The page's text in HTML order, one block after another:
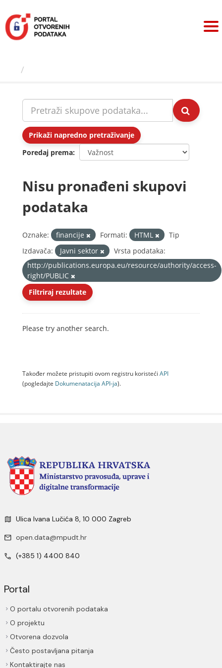
sadržaj
Prikaži napredno pretraživanje
Poredaj prema
Nisu pronađeni skupovi
podataka
Oznake: financije Formati: HTML
Tip
Izdavača:
Javni sektor
Vrsta podataka:
http://publications.europa.eu/resource/authority/access-
right/PUBLIC
Filtriraj rezultate
Please try another search.
Također možete pristupiti ovom registru koristeći API
(pogledajte Dokumenаtаcijа API-jа).